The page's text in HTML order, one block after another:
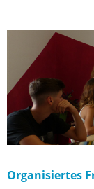
Organisiertes